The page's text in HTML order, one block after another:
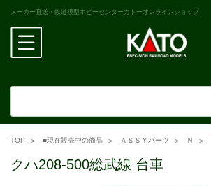
メーカー直送・鉄道模型ホビーセンターカトーオンラインショップ
TOP ■現在販売中の商品 ＡＳＳＹパーツ Ｎ
クハ208-500総武線 台車